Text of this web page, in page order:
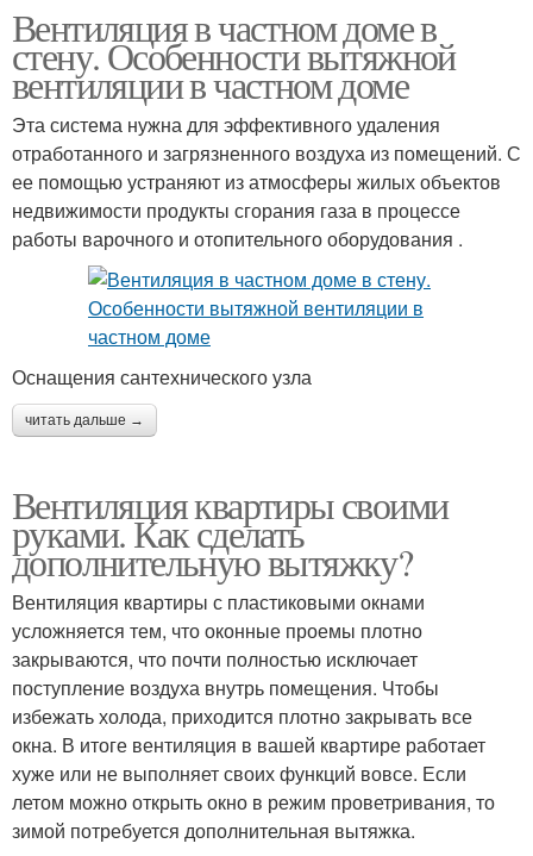
Вентиляция в частном доме в
стену. Особенности вытяжной
вентиляции в частном доме
Эта система нужна для эффективного удаления
отработанного и загрязненного воздуха из помещений. С
ее помощью устраняют из атмосферы жилых объектов
недвижимости продукты сгорания газа в процессе
работы варочного и отопительного оборудования .
Оснащения сантехнического узла
читать дальше →
Вентиляция квартиры своими
руками. Как сделать
дополнительную вытяжку?
Вентиляция квартиры с пластиковыми окнами
усложняется тем, что оконные проемы плотно
закрываются, что почти полностью исключает
поступление воздуха внутрь помещения. Чтобы
избежать холода, приходится плотно закрывать все
окна. В итоге вентиляция в вашей квартире работает
хуже или не выполняет своих функций вовсе. Если
летом можно открыть окно в режим проветривания, то
зимой потребуется дополнительная вытяжка.